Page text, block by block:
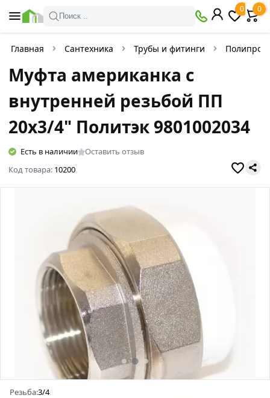
Поиск ..
0 0
Главная Сантехника Трубы и фитинги
Муфта американка с
внутренней резьбой ПП
20х3/4" Политэк 9801002034
Есть в наличии
Оставить отзыв
Код товара: 10200
Резьба:3/4